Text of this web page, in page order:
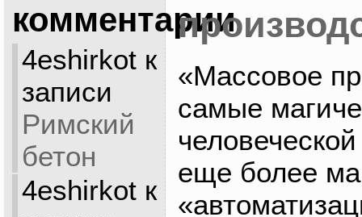
комментарии
4eshirkotк
записи
Римский
бетон
4eshirkotк
«Массовое
самые
еще более